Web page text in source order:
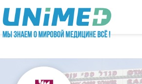
Перейти к основному содержанию